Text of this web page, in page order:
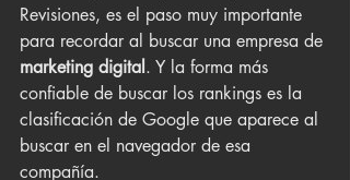
Revisiones, es el paso muy importante
para recordar al buscar una empresa de
marketing digital . Y la forma más
confiable de buscar los rankings es la
clasificación de Google que aparece al
buscar en el navegador de esa
compañía.